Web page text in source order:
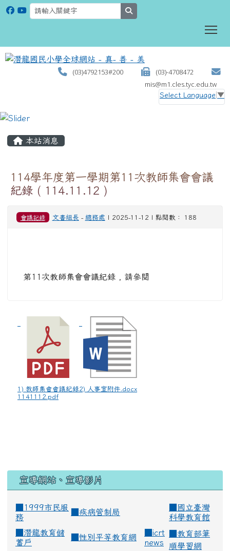
(03)4792153#200
(03)-4708472
mis@m1.cles.tyc.edu.tw
Select Language ▼
本站消息
114學年度第一學期第11次教師集會會議
紀錄 ( 114.11.12 )
會議記錄 文書組長 - 總務處 | 2025-11-12 | 點閱數： 188
第11次教師集會會議紀錄 , 請參閱
1) 教師集會會議紀錄
1141112.pdf
2) 人事室附件.docx
宣導網站、宣導影片
■1999市民服
務
疾病管制局
國立臺灣
科學教育館
潛龍教育儲
蓄戶
性別平等教育網
icrt
news
教育部筆
順學習網